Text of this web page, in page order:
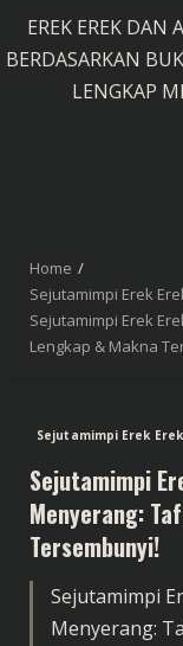
EREK EREK
BERDASARKAN
LENGKAP
Home
Sejutamimpi Erek
Sejutamimpi Erek
Lengkap & Makna
Sejutamimpi Erek
Sejutamimpi
Menyerang:
Tersembunyi!
Sejutamimpi
Menyerang: